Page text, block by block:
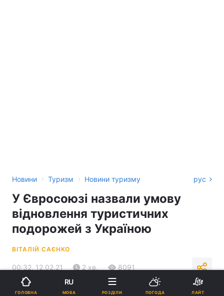
Новини › Туризм › Новини туризму рус
У Євросоюзі назвали умову
відновлення туристичних
подорожей з Україною
ВІТАЛІЙ САЄНКО
00:32, 12.02.21 2 хв. 8091
ГОЛОВНА
RU
МОВА РОЗДІЛИ ПОГОДА ЛАЙТ